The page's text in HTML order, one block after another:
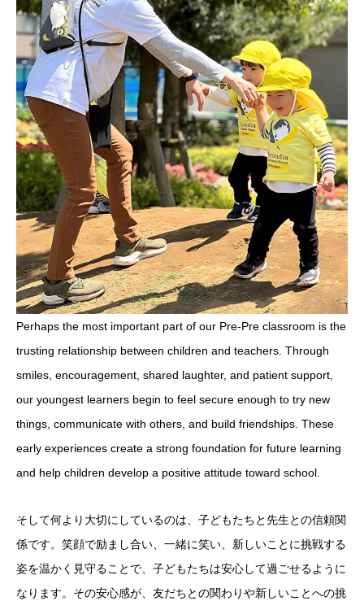
Perhaps the most important part of our Pre-Pre classroom is the
trusting relationship between children and teachers. Through
smiles, encouragement, shared laughter, and patient support,
our youngest learners begin to feel secure enough to try new
things, communicate with others, and build friendships. These
early experiences create a strong foundation for future learning
and help children develop a positive attitude toward school.
そして何より大切にしているのは、子どもたちと先生との信頼関
係です。笑顔で励まし合い、一緒に笑い、新しいことに挑戦する
姿を温かく見守ることで、子どもたちは安心して過ごせるように
なります。その安心感が、友だちとの関わりや新しいことへの挑